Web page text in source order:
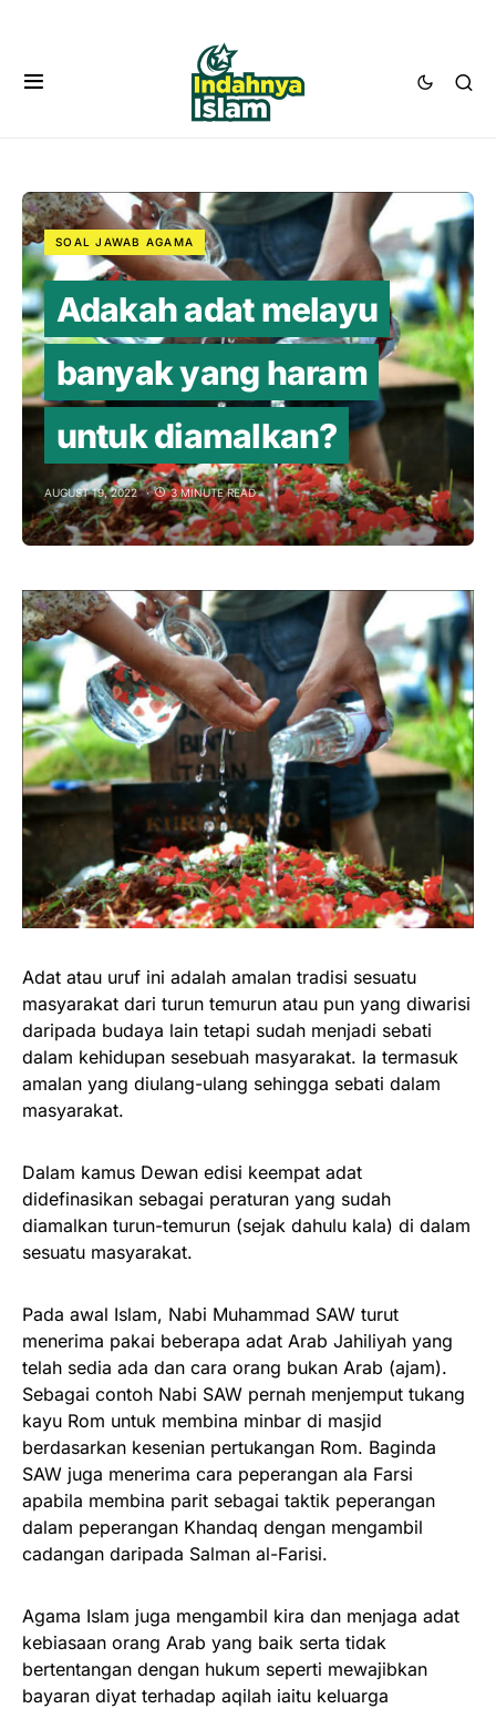
SOAL JAWAB AGAMA
Adakah adat melayu
banyak yang haram
untuk diamalkan?
AUGUST 19, 2022 3 MINUTE READ
Adat atau uruf ini adalah amalan tradisi sesuatu
masyarakat dari turun temurun atau pun yang diwarisi
daripada budaya lain tetapi sudah menjadi sebati
dalam kehidupan sesebuah masyarakat. Ia termasuk
amalan yang diulang-ulang sehingga sebati dalam
masyarakat.
Dalam kamus Dewan edisi keempat adat
didefinasikan sebagai peraturan yang sudah
diamalkan turun-temurun (sejak dahulu kala) di dalam
sesuatu masyarakat.
Pada awal Islam, Nabi Muhammad SAW turut
menerima pakai beberapa adat Arab Jahiliyah yang
telah sedia ada dan cara orang bukan Arab (ajam).
Sebagai contoh Nabi SAW pernah menjemput tukang
kayu Rom untuk membina minbar di masjid
berdasarkan kesenian pertukangan Rom. Baginda
SAW juga menerima cara peperangan ala Farsi
apabila membina parit sebagai taktik peperangan
dalam peperangan Khandaq dengan mengambil
cadangan daripada Salman al-Farisi.
Agama Islam juga mengambil kira dan menjaga adat
kebiasaan orang Arab yang baik serta tidak
bertentangan dengan hukum seperti mewajibkan
bayaran diyat terhadap aqilah iaitu keluarga